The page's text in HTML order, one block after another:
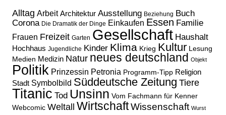
Alltag Arbeit Architektur Ausstellung Beziehung Buch
Corona Die Dramatik der Dinge Einkaufen Essen Familie
Frauen Freizeit Garten Gesellschaft Haushalt
Hochhaus Jugendliche Kinder Klima Krieg Kultur Lesung
Medien Medizin Natur neues deutschland Objekt
Politik Prinzessin Petronia Programm-Tipp Religion
Stadt Symbolbild Süddeutsche Zeitung Tiere
Titanic Tod Unsinn Vom Fachmann für Kenner
Webcomic Weltall WirtschaftWissenschaft Wurst